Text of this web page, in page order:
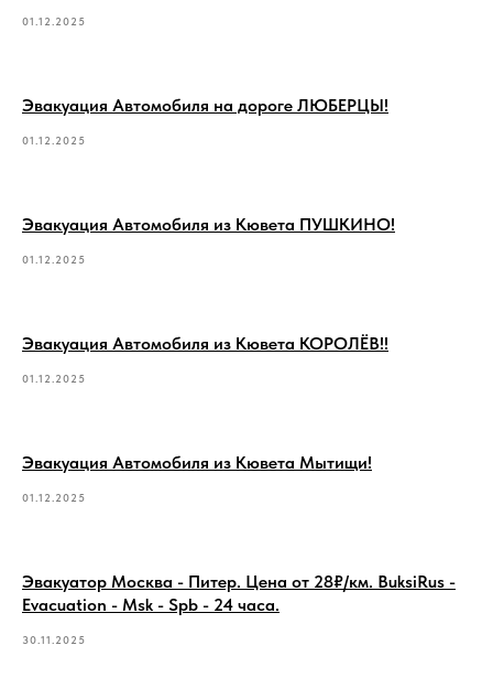
01.12.2025
Эвакуация Автомобиля на дороге ЛЮБЕРЦЫ!
01.12.2025
Эвакуация Автомобиля из Кювета ПУШКИНО!
01.12.2025
Эвакуация Автомобиля из Кювета КОРОЛЁВ!!
01.12.2025
Эвакуация Автомобиля из Кювета Мытищи!
01.12.2025
Эвакуатор Москва - Питер. Цена от 28₽/км. BuksiRus -
Evacuation - Msk - Spb - 24 часа.
30.11.2025